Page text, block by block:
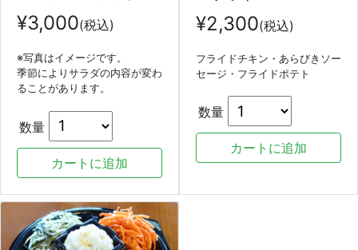
¥3,000(税込)
※写真はイメージです。
季節によりサラダの内容が変わ
ることがあります。
数量
¥2,300(税込)
フライドチキン・あらびきソー
セージ・フライドポテト
数量